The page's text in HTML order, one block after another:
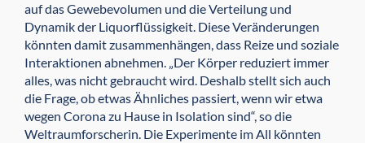
auf das Gewebevolumen und die Verteilung und
Dynamik der Liquorflüssigkeit. Diese Veränderungen
könnten damit zusam­menhängen, dass Reize und soziale
Interak­tionen abnehmen. „Der Körper reduziert immer
alles, was nicht gebraucht wird. Deshalb stellt sich auch
die Frage, ob etwas Ähnliches passiert, wenn wir etwa
wegen Corona zu Hause in Iso­lation sind“, so die
Weltraumforscherin. Die Experimente im All könnten